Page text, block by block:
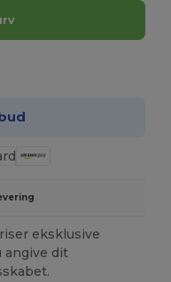
eksklusive
angive dit